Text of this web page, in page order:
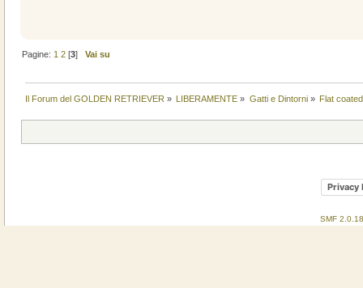
Pagine: 1 2 [3]Vai su
Il Forum del GOLDEN RETRIEVER » LIBERAMENTE » Gatti e Dintorni» Flat
Privacy
SMF 2.0.18